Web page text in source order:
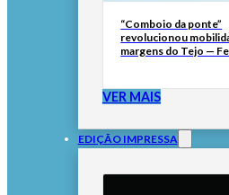
“Comboio da ponte”
revolucionou
margens do Tejo —
VER MAIS
EDIÇÃO IMPRESSA